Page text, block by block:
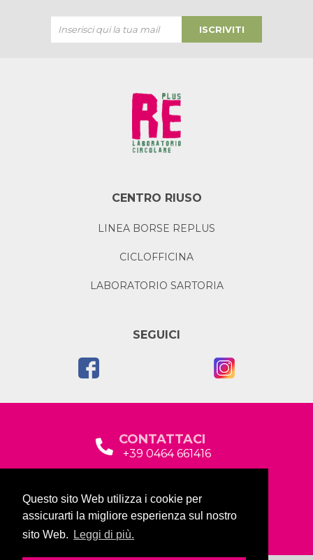
Questo sito Web utilizza i cookie per
assicurarti la migliore esperienza sul nostro
sito Web.
Leggi di più.
ISCRIVITI
CENTRO RIUSO
LINEA BORSE REPLUS
CICLOFFICINA
LABORATORIO SARTORIA
SEGUICI
CONTATTACI
+39 0464 661416
Via Baltera, 19
38066 Riva del Garda (TN)